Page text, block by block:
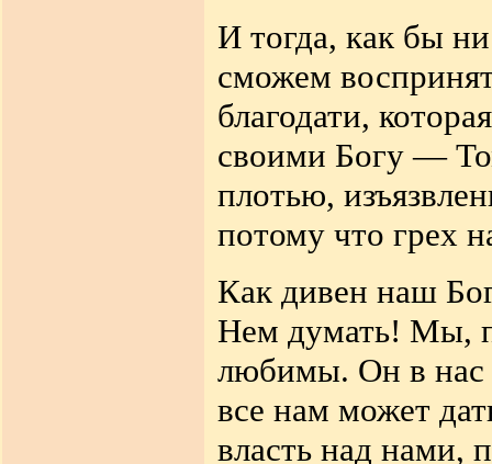
И тогда, как бы
сможем
благодати, которая
своими Богу —
плотью,
потому что грех
Как дивен наш
Нем думать! Мы,
любимы. Он в нас
все нам может
власть над нами,